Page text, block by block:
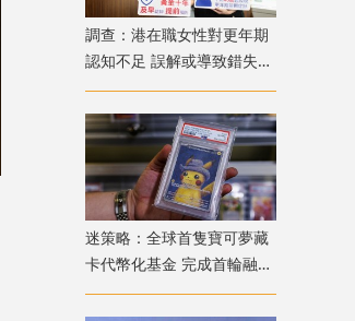
調查：港在職女性對更年期
認知不足 誤解或導致錯失
「黃金預防期」
迷策略：全球首隻寶可夢藏
卡代幣化基金 完成首輪融資
兼獲超購